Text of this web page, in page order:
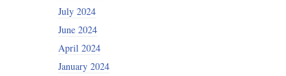
July 2024
June 2024
April 2024
January 2024